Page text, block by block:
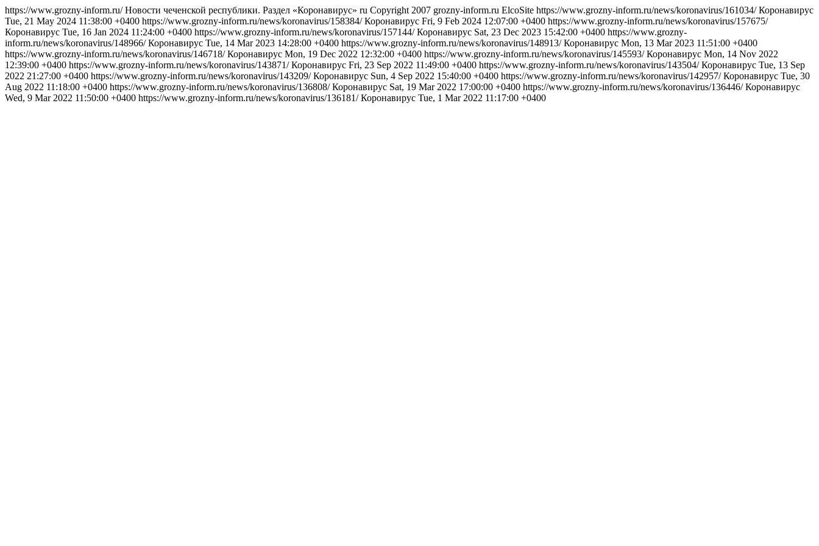
https://www.grozny-inform.ru/Новости чеченской республики. Раздел «Коронавирус» ru Copyright 2007 grozny-inform.ru ElcoSite https://www.grozny-inform.ru/news/koronavirus/161034/Коронавирус
Tue, 21 May 2024 11:38:00 +0400 https://www.grozny-inform.ru/news/koronavirus/158384/Коронавирус Fri, 9 Feb 2024 12:07:00 +0400 https://www.grozny-inform.ru/news/koronavirus/157675/
Коронавирус Tue, 16 Jan 2024 11:24:00 +0400 https://www.grozny-inform.ru/news/koronavirus/157144/Коронавирус Sat, 23 Dec 2023 15:42:00 +0400 https://www.grozny-
inform.ru/news/koronavirus/148966/Коронавирус Tue, 14 Mar 2023 14:28:00 +0400 https://www.grozny-inform.ru/news/koronavirus/148913/Коронавирус Mon, 13 Mar 2023 11:51:00 +0400
https://www.grozny-inform.ru/news/koronavirus/146718/Коронавирус Mon, 19 Dec 2022 12:32:00 +0400 https://www.grozny-inform.ru/news/koronavirus/145593/Коронавирус Mon, 14 Nov 2022
12:39:00 +0400 https://www.grozny-inform.ru/news/koronavirus/143871/Коронавирус Fri, 23 Sep 2022 11:49:00 +0400 https://www.grozny-inform.ru/news/koronavirus/143504/Коронавирус Tue, 13 Sep
2022 21:27:00 +0400 https://www.grozny-inform.ru/news/koronavirus/143209/Коронавирус Sun, 4 Sep 2022 15:40:00 +0400 https://www.grozny-inform.ru/news/koronavirus/142957/Коронавирус Tue, 30
Aug 2022 11:18:00 +0400 https://www.grozny-inform.ru/news/koronavirus/136808/Коронавирус Sat, 19 Mar 2022 17:00:00 +0400 https://www.grozny-inform.ru/news/koronavirus/136446/Коронавирус
Wed, 9 Mar 2022 11:50:00 +0400 https://www.grozny-inform.ru/news/koronavirus/136181/Коронавирус Tue, 1 Mar 2022 11:17:00 +0400